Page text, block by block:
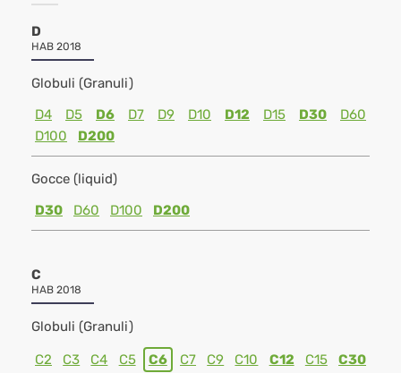
D
HAB 2018
Globuli (Granuli)
D4
D5 D6 D7 D9 D10 D12 D15 D30
D60
D100
D200
Gocce (liquid)
D30
D60 D100 D200
C
HAB 2018
Globuli (Granuli)
C2 C3 C4 C5 C6 C7 C9 C10 C12 C15
C30